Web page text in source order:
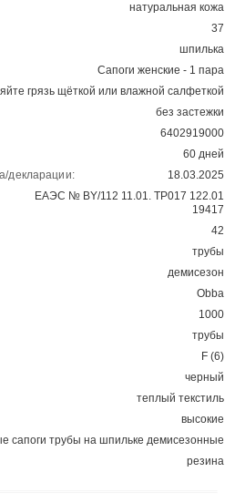
натуральная кожа
37
шпилька
Сапоги женские - 1 пара
грязь щёткой или влажной салфеткой
без застежки
6402919000
60 дней
декларации:
18.03.2025
ЕАЭС № BY/112 11.01. ТР017 122.01
19417
42
трубы
демисезон
Obba
1000
трубы
F (6)
черный
теплый текстиль
высокие
сапоги трубы на шпильке демисезонные
резина